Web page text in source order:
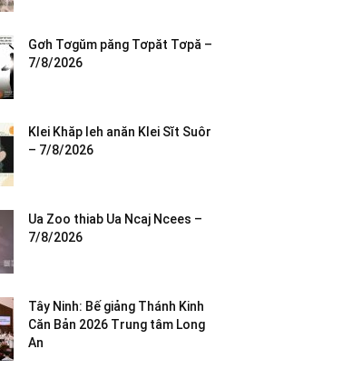
Gơh Tơgŭm păng Tơpăt Tơpă –
7/8/2026
Klei Khăp leh anăn Klei Sĭt Suôr
– 7/8/2026
Ua Zoo thiab Ua Ncaj Ncees –
7/8/2026
Tây Ninh: Bế giảng Thánh Kinh
Căn Bản 2026 Trung tâm Long
An